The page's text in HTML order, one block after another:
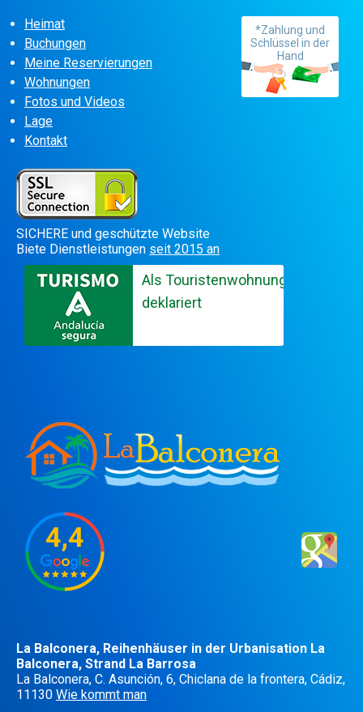
Heimat
Buchungen
Meine Reservierungen
Wohnungen
Fotos und Videos
Lage
Kontakt
*Zahlung und
Schlüssel in der
Hand
SICHERE und geschützte Website
Biete Dienstleistungen seit 2015 an
Als Touristenwohnung
deklariert
4,4
La Balconera, Reihenhäuser in der Urbanisation La
Balconera, Strand La Barrosa
La Balconera, C. Asunción, 6, Chiclana de la frontera, Cádiz,
11130 Wie kommt man